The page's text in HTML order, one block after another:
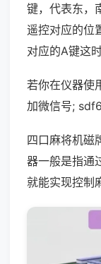
键，代表东，
遥控对应的位
对应的A键这
若你在仪器使
加微信号;
四口麻将机磁
器一般是指通
就能实现控制